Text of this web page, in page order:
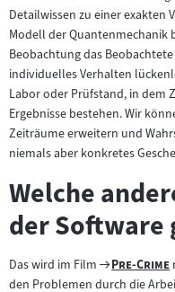
Detailwissen zu einer exakten
Modell der Quantenmechanik
Beobachtung das
individuelles Verhalten
Labor oder Prüfstand, in dem
Ergebnisse bestehen. Wir
Zeiträume erweitern und
niemals aber konkretes
Welche
der Software
Das wird im Film
Zum
Filmarchiv:
"
Pre-Crime
den Problemen durch die